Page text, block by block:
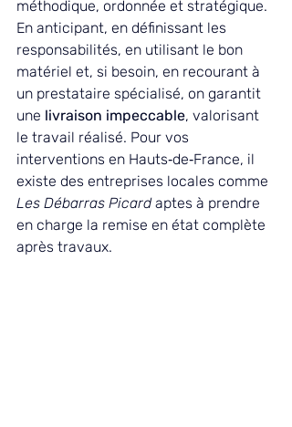
méthodique, ordonnée et stratégique.
En anticipant, en définissant les
responsabilités, en utilisant le bon
matériel et, si besoin, en recourant à
un prestataire spécialisé, on garantit
une livraison impeccable, valorisant
le travail réalisé. Pour vos
interventions en Hauts‑de‑France, il
existe des entreprises locales comme
Les Débarras Picard aptes à prendre
en charge la remise en état complète
après travaux.